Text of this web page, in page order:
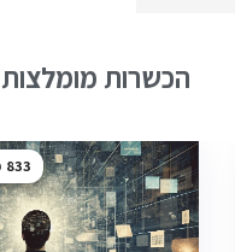
הכשרות
833